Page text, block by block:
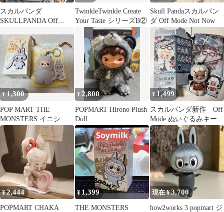
スカルパンダ
SKULLPANDA Off
TwinkleTwinkle Create
Your Taste シリーズB②
Skull Pandaスカルパン
ダ Off Mode Not Now
¥1,300
POP MART THE
MONSTERS イニシャ
ルラブブ 【C】 正規品
¥ 2,800
POPMART Hirono Plush
Doll
¥1,499
スカルパンダ新作 Off
Mode ぬいぐるみキーホ
ルダー Rest Day
¥2,444
POPMART CHAKA
¥1,399
THE MONSTERS
現在 ¥3,700
how2works 3 popmart ジ